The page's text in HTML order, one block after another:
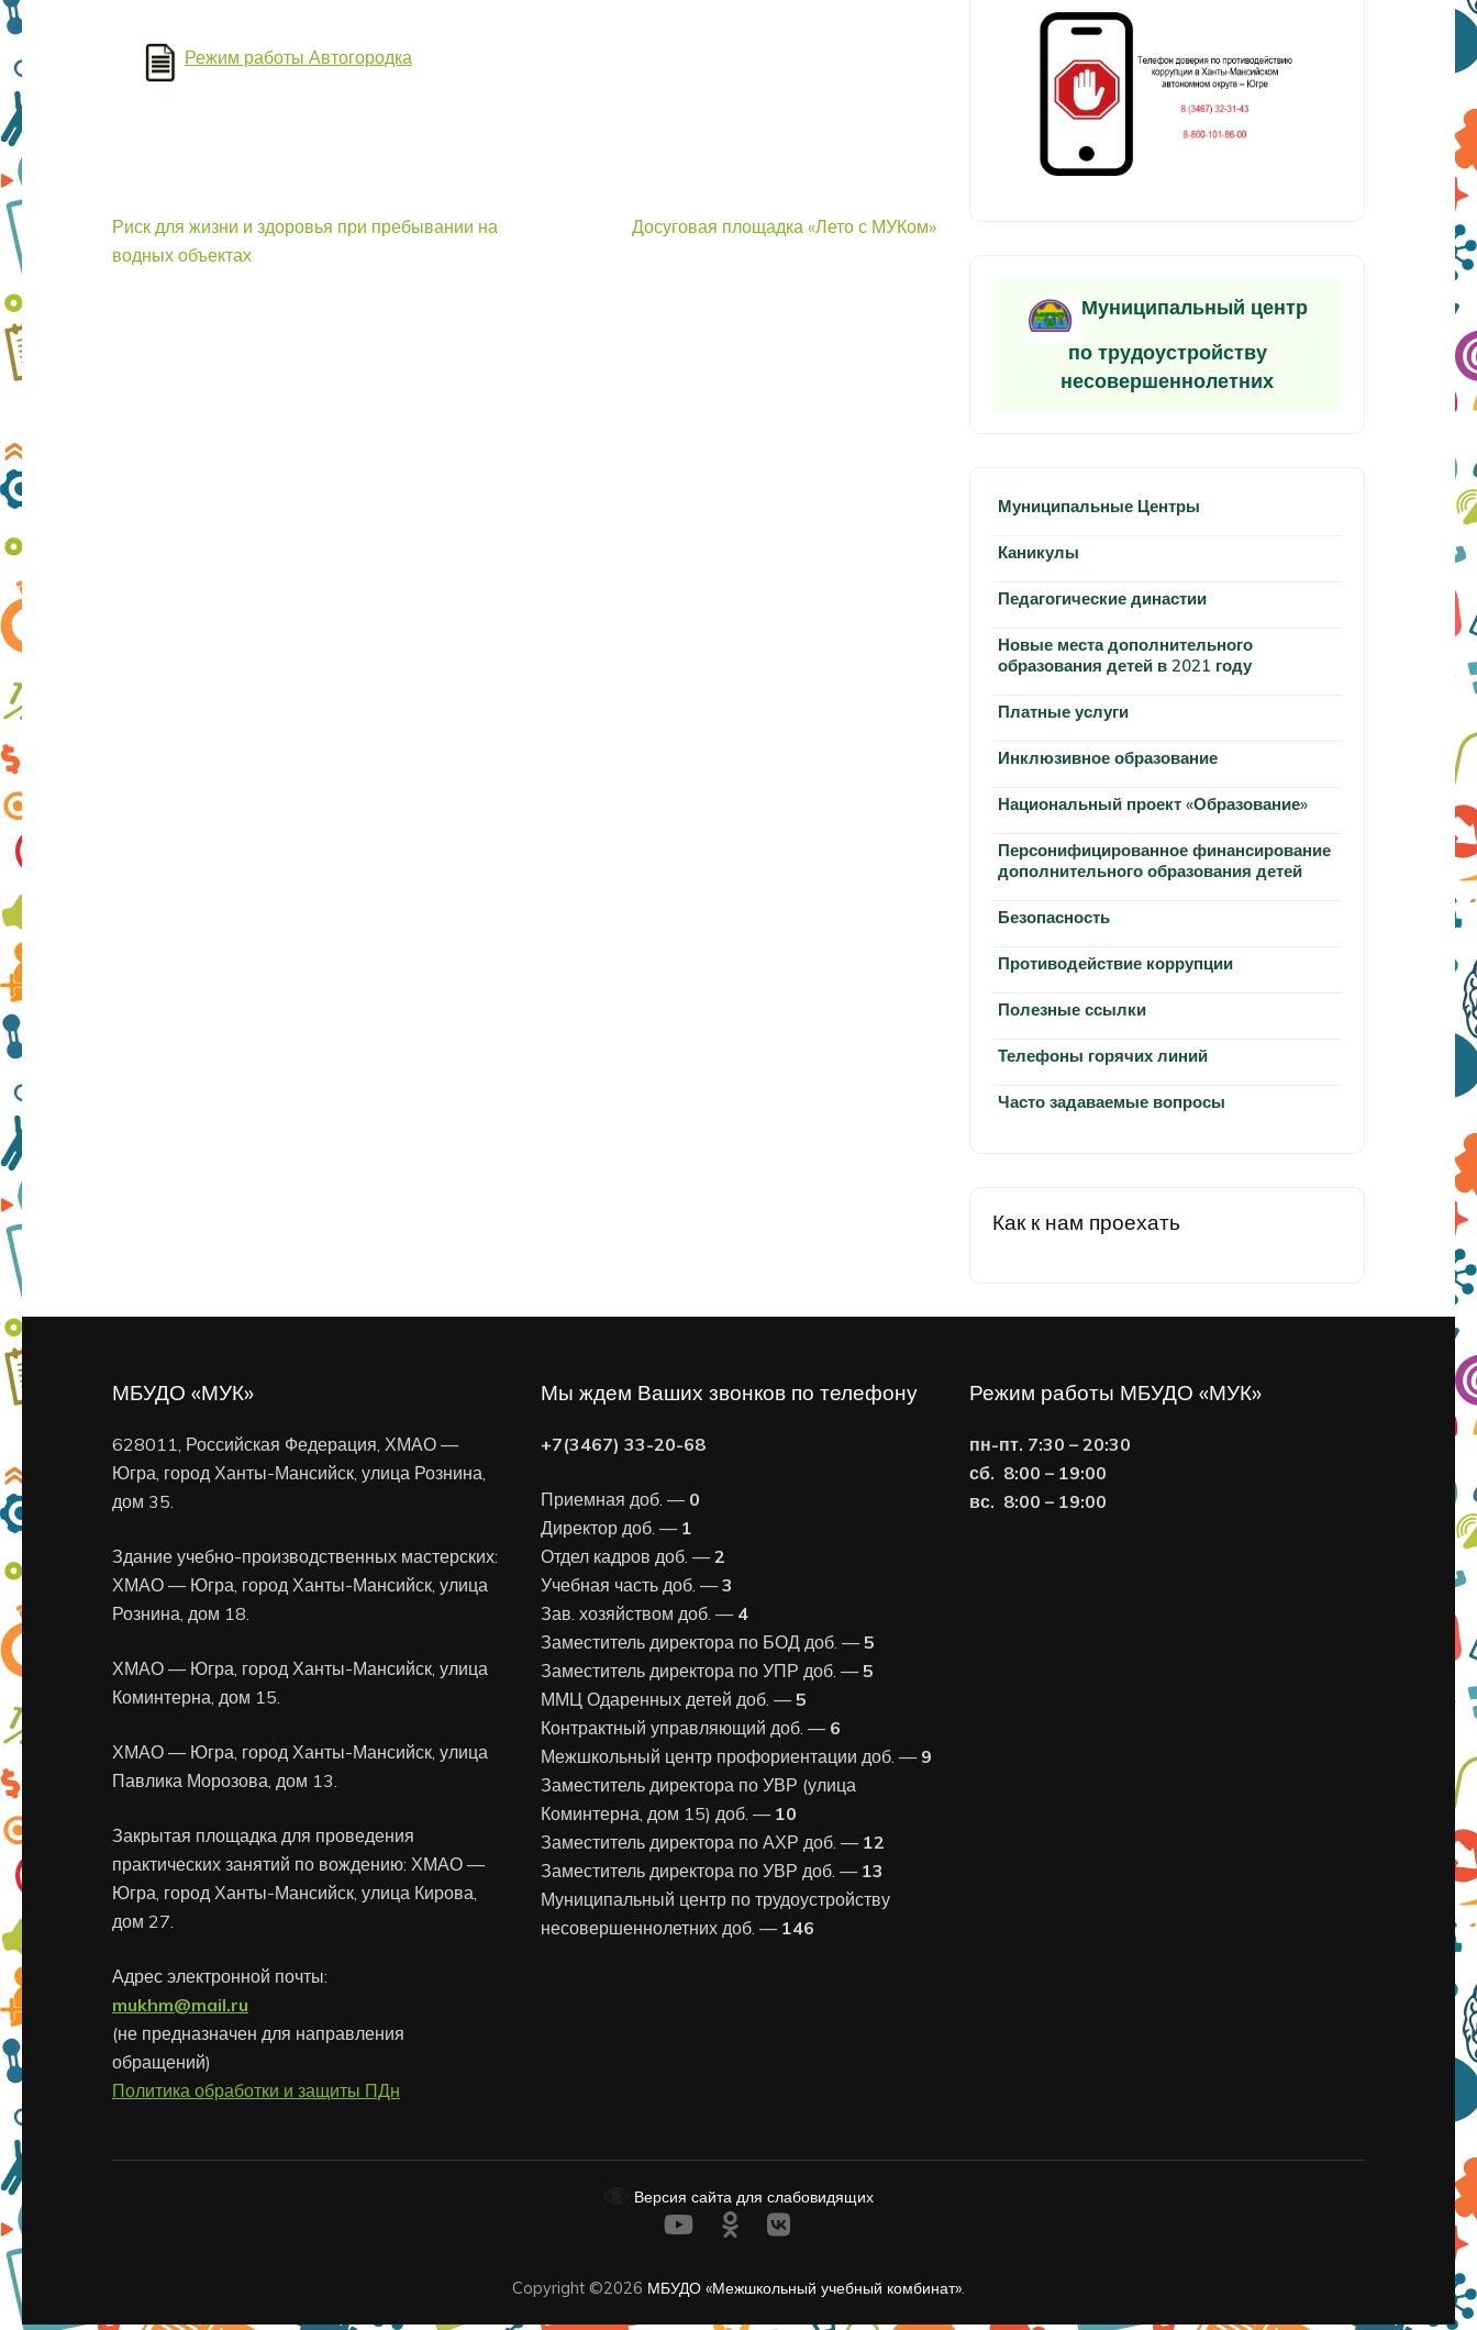
Режим работы Автогородка
Навигация
по
Риск для жизни и здоровья при пребывании на
водных объектах
Досуговая площадка «Лето с МУКом»
Муниципальный центр
по трудоустройству
несовершеннолетних
Муниципальные Центры
Каникулы
Педагогические династии
Новые места дополнительного
образования детей в 2021 году
Платные услуги
Инклюзивное образование
Национальный проект «Образование»
Персонифицированное финансирование
дополнительного образования детей
Безопасность
Противодействие коррупции
Полезные ссылки
Телефоны горячих линий
Часто задаваемые вопросы
Как к нам проехать
МБУДО «МУК»
628011, Российская Федерация, ХМАО —
Югра, город Ханты-Мансийск, улица Рознина,
дом 35.
Здание учебно-производственных мастерских:
ХМАО — Югра, город Ханты-Мансийск, улица
Рознина, дом 18.
ХМАО — Югра, город Ханты-Мансийск, улица
Коминтерна, дом 15.
ХМАО — Югра, город Ханты-Мансийск, улица
Павлика Морозова, дом 13.
Закрытая площадка для проведения
практических занятий по вождению: ХМАО —
Югра, город Ханты-Мансийск, улица Кирова,
дом 27.
Адрес электронной почты:
mukhm@mail.ru
(не предназначен для направления
обращений)
Политика обработки и защиты ПДн
Мы ждем Ваших звонков по телефону
+7(3467) 33-20-68
Приемная доб. — 0
Директор доб. — 1
Отдел кадров доб. —2
Учебная часть доб. —3
Зав. хозяйством доб. — 4
Заместитель директора по БОД доб. —5
Заместитель директора по УПР доб. —5
ММЦ Одаренных детей доб. —5
Контрактный управляющий доб. — 6
Межшкольный центр профориентации доб. — 9
Заместитель директора по УВР (улица
Коминтерна, дом 15) доб. — 10
Заместитель директора по АХР доб. — 12
Заместитель директора по УВР доб. — 13
Муниципальный центр по трудоустройству
несовершеннолетних доб. — 146
Режим работы МБУДО «МУК»
пн-пт. 7:30 – 20:30
сб. 8:00 – 19:00
вс. 8:00 – 19:00
Версия сайта для слабовидящих
Copyright ©2026 МБУДО «Межшкольный учебный комбинат»